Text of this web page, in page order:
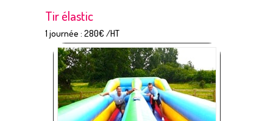
Tir élastic
1 journée : 280€ /HT